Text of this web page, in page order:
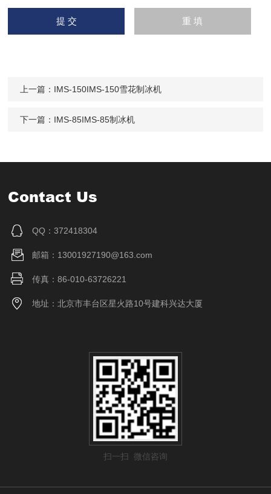
上一篇： IMS-150IMS-150雪花制冰机
下一篇： IMS-85IMS-85制冰机
Contact Us
QQ：372418304
邮箱：13001927190@163.com
传真：86-010-63726221
地址：北京市丰台区星火路10号建科兴达大厦
扫一扫 微信咨询